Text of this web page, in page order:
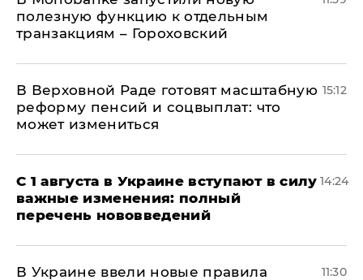
полезную функцию к отдельным
транзакциям – Гороховский
В Верховной Раде готовят масштабную
реформу пенсий и соцвыплат: что
может измениться
15:12
С 1 августа в Украине вступают в силу
важные изменения: полный
перечень нововведений
14:24
В Украине ввели новые правила
11:30